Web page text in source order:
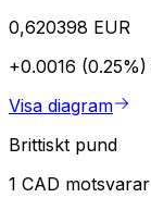
0,620398 EUR
+0.0016 (0.25%)
Visa diagram
Brittiskt pund
1 CAD motsvarar